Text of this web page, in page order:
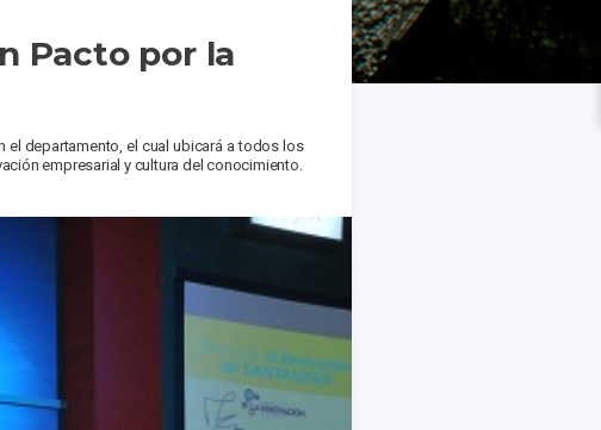
Pacto por la
el departamento, el cual ubicará a todos los
empresarial y cultura del conocimiento.